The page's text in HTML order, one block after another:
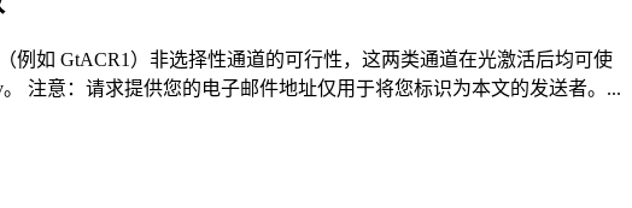
如 GtACR1）非选择性通道的可行性，这两类通道在光激活后均可使
注意：请求提供您的电子邮件地址仅用于将您标识为本文的发送者。...